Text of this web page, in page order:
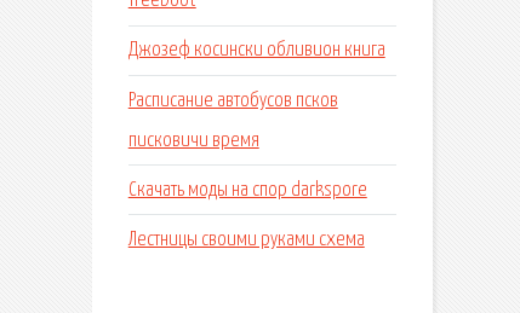
Джозеф косински обливион книга
Расписание автобусов псков
писковичи время
Скачать моды на спор darkspore
Лестницы своими руками схема